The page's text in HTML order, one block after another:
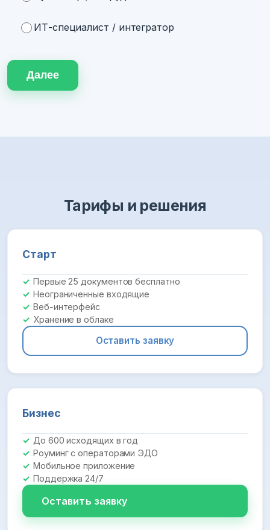
ИТ-специалист / интегратор
Далее
Тарифы и решения
Старт
Первые 25 документов бесплатно
Неограниченные входящие
Веб-интерфейс
Хранение в облаке
Оставить заявку
Бизнес
До 600 исходящих в год
Роуминг с операторами ЭДО
Мобильное приложение
Поддержка 24/7
Оставить заявку